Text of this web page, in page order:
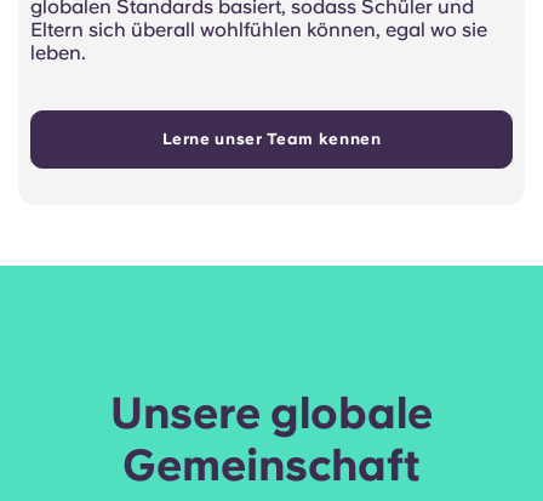
globalen Standards basiert, sodass Schüler und
Eltern sich überall wohlfühlen können, egal wo sie
leben.
Lerne unser Team kennen
Unsere globale
Gemeinschaft